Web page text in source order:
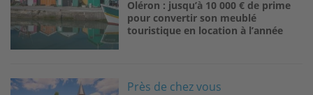
Oléron : jusqu’à 10 000 € de prime
pour convertir son meublé
touristique en location à l’année
Image Près de chez vous